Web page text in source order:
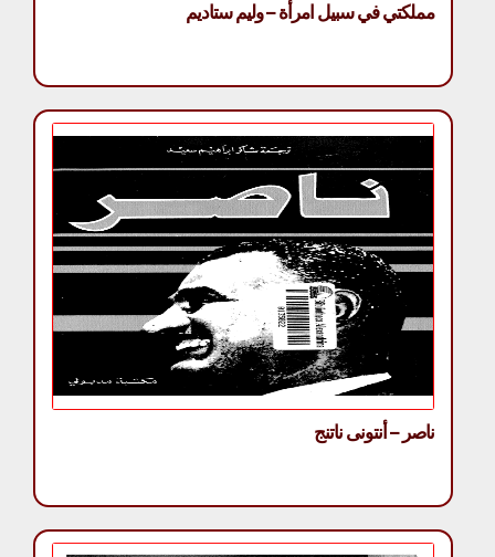
مملكتي في سبيل امرأة – وليم ستاديم
ناصر – أنتونى ناتنج